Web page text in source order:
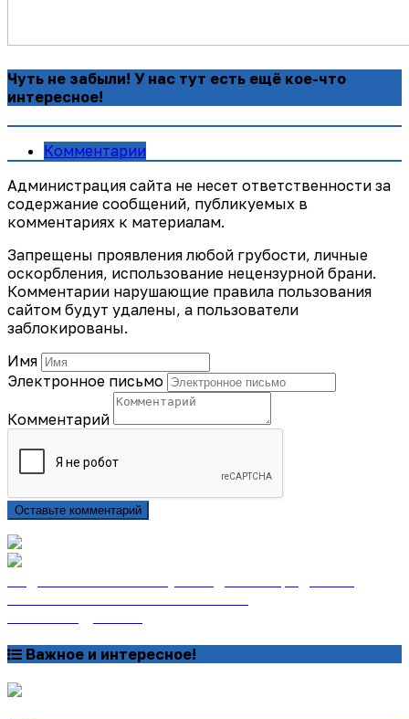
Чуть не забыли! У нас тут есть ещё кое-что
интересное!
Комментарии
Администрация сайта не несет ответственности за
содержание сообщений, публикуемых в
комментариях к материалам.
Запрещены проявления любой грубости, личные
оскорбления, использование нецензурной брани.
Комментарии нарушающие правила пользования
сайтом будут удалены, а пользователи
заблокированы.
Имя
Электронное письмо
Комментарий
Оставьте комментарий
Важное и интересное!